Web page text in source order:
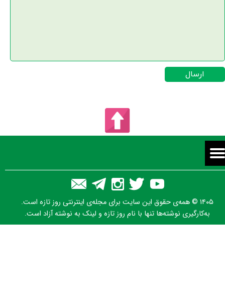
ارسال
۱۴۰۵ © همه‌ی حقوق این سایت برای مجله‌ی اینترنتی روز تازه است.
به‌کارگیری نوشته‌ها تنها با نام روز تازه و لینک به نوشته آزاد است.